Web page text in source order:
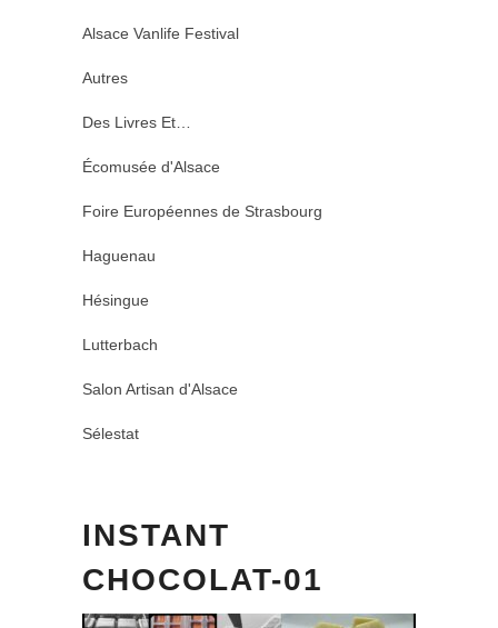
Alsace Vanlife Festival
Autres
Des Livres Et…
Écomusée d'Alsace
Foire Européennes de Strasbourg
Haguenau
Hésingue
Lutterbach
Salon Artisan d'Alsace
Sélestat
INSTANT
CHOCOLAT-01